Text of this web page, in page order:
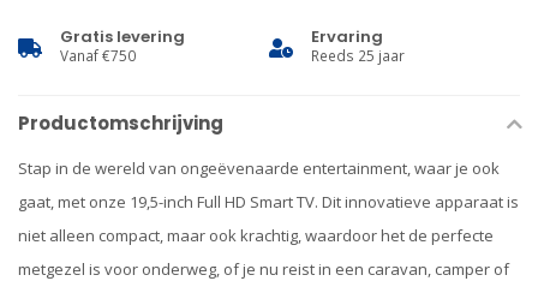
Gratis levering
Vanaf €750
Ervaring
Reeds 25 jaar
Productomschrijving
Stap in de wereld van ongeëvenaarde entertainment, waar je ook
gaat, met onze 19,5-inch Full HD Smart TV. Dit innovatieve apparaat is
niet alleen compact, maar ook krachtig, waardoor het de perfecte
metgezel is voor onderweg, of je nu reist in een caravan, camper of